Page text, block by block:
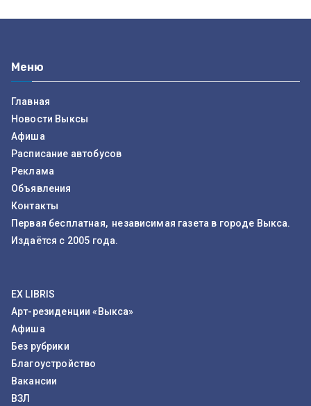
Меню
Главная
Новости Выксы
Афиша
Расписание автобусов
Реклама
Объявления
Контакты
Первая бесплатная, независимая газета в городе Выкса.
Издаётся с 2005 года.
EX LIBRIS
Арт-резиденции «Выкса»
Афиша
Без рубрики
Благоустройство
Вакансии
ВЗЛ